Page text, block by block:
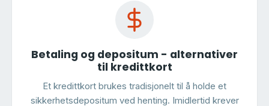
Betaling og depositum - alternativer
til kredittkort
Et kredittkort brukes tradisjonelt til å holde et
sikkerhetsdepositum ved henting. Imidlertid krever